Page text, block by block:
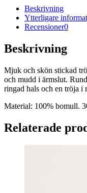
Beskrivning
Ytterligare
Recensioner0
Beskrivning
Mjuk och skön stickad
och mudd i ärmslut.
ringad hals och en tröja
Material: 100% bomull.
Relaterade